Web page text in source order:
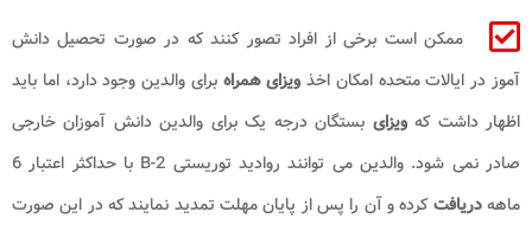
ممکن است برخی از افراد تصور کنند که در صورت تحصیل دانش
آموز در ایالات متحده امکان اخذ ویزای همراهبرای والدین وجود دارد، اما باید
اظهار داشت کهویزای بستگان درجه یک برای والدین دانش آموزان خارجی
صادر نمی شود. والدین می توانند روادید توریستی B-2 با حداکثر اعتبار 6
ماههدریافتکرده و آن را پس از پایان مهلت تمدید نمایند که در این صورت